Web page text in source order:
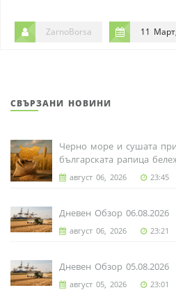
ZarnoBorsa 11
СВЪРЗАНИ НОВИНИ
Черно море и сушата
българската рапица
август 06, 2026 23:45
Дневен Обзор 06.08.2026
август 06, 2026 23:21
Дневен Обзор 05.08.2026
август 05, 2026 23:01